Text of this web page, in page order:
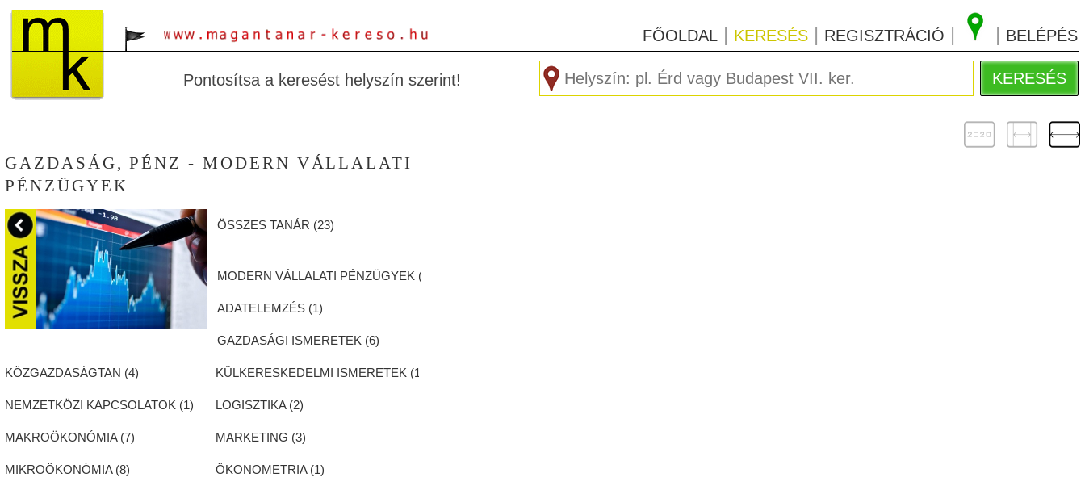
FŐOLDAL| KERESÉS| REGISZTRÁCIÓ | | BELÉPÉS
Pontosítsa a keresést helyszín szerint!
GAZDASÁG, PÉNZ - MODERN VÁLLALATI
PÉNZÜGYEK
ÖSSZES TANÁR (23)
MODERN VÁLLALATI PÉNZÜGYEK (
ADATELEMZÉS (1)
GAZDASÁGI ISMERETEK (6)
KÖZGAZDASÁGTAN (4) KÜLKERESKEDELMI ISMERETEK (1
NEMZETKÖZI KAPCSOLATOK (1) LOGISZTIKA (2)
MAKROÖKONÓMIA (7) MARKETING (3)
MIKROÖKONÓMIA (8) ÖKONOMETRIA (1)